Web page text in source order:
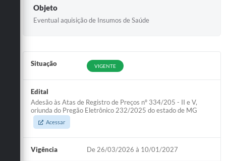
Objeto
Eventual aquisição de Insumos de Saúde
Situação VIGENTE
Edital
Adesão às Atas de Registro de Preços nº 334/205 - II e V,
oriunda do Pregão Eletrônico 232/2025 do estado de MG
Acessar
Vigência De 26/03/2026 à 10/01/2027